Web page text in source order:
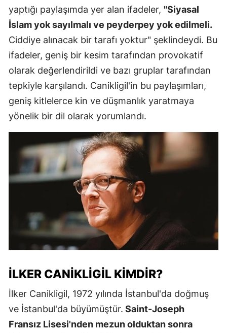
yaptığı paylaşımda yer alan ifadeler, "Siyasal
İslam yok sayılmalı ve peyderpey yok edilmeli.
Ciddiye alınacak bir tarafı yoktur" şeklindeydi. Bu
ifadeler, geniş bir kesim tarafından provokatif
olarak değerlendirildi ve bazı gruplar tarafından
tepkiyle karşılandı. Canikligil'in bu paylaşımları,
geniş kitlelerce kin ve düşmanlık yaratmaya
yönelik bir dil olarak yorumlandı.
İLKER CANIKLIGIL KIMDIR?
İlker Canikligil, 1972 yılında İstanbul'da doğmuş
ve İstanbul'da büyümüştür. Saint-Joseph
Fransız Lisesi'nden mezun olduktan sonra